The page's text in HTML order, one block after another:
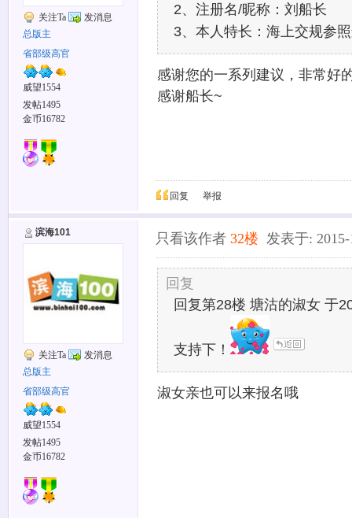
关注Ta
发消息
总版主
省部级高官
威望1554
发帖1495
金币16782
2、注册名/昵称：刘船长
3、本人特长：海上交规参
感谢您的一系列建议，非常好
感谢船长~
回复 举报
滨海101
关注Ta
发消息
总版主
省部级高官
威望1554
发帖1495
金币16782
只看该作者 32楼 发表于: 2015-
回复
回复第28楼 塘沽的淑女 于
支持下！
淑女亲也可以来报名哦